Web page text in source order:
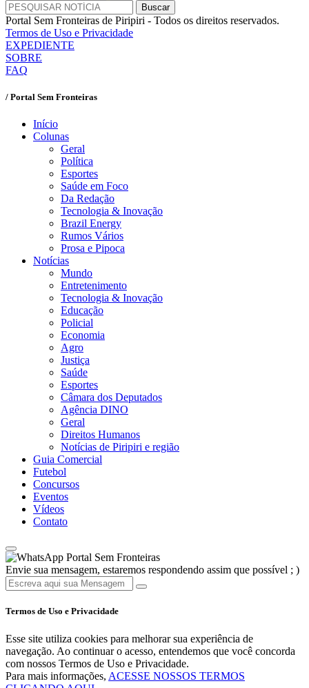
Portal Sem Fronteiras de Piripiri - Todos os direitos reservados.
Termos de Uso e Privacidade
EXPEDIENTE
SOBRE
FAQ
/ Portal Sem Fronteiras
Início
Colunas
Geral
Política
Esportes
Saúde em Foco
Da Redação
Tecnologia & Inovação
Brazil Energy
Rumos Vários
Prosa e Pipoca
Notícias
Mundo
Entretenimento
Tecnologia & Inovação
Educação
Policial
Economia
Agro
Justiça
Saúde
Esportes
Câmara dos Deputados
Agência DINO
Geral
Direitos Humanos
Notícias de Piripiri e região
Guia Comercial
Futebol
Concursos
Eventos
Vídeos
Contato
Portal Sem Fronteiras
Envie sua mensagem, estaremos respondendo assim que possível ; )
Termos de Uso e Privacidade
Esse site utiliza cookies para melhorar sua experiência de
navegação. Ao continuar o acesso, entendemos que você concorda
com nossos Termos de Uso e Privacidade.
Para mais informações, ACESSE NOSSOS TERMOS